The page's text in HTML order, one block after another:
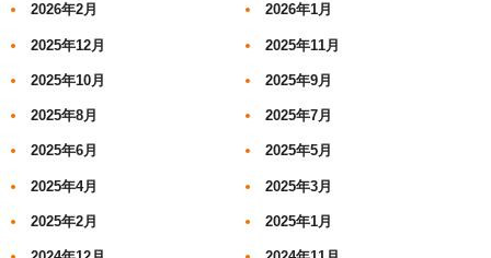
2026年2月 2026年1月
2025年12月 2025年11月
2025年10月 2025年9月
2025年8月 2025年7月
2025年6月 2025年5月
2025年4月 2025年3月
2025年2月 2025年1月